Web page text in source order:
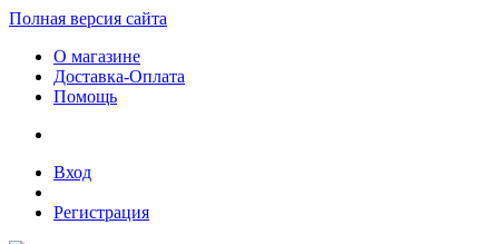
Полная версия сайта
О магазине
Доставка-Оплата
Помощь
Вход
Регистрация